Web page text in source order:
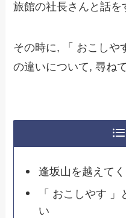
旅館の社長さんと話を
その時に, 「 おこしや
の違いについて, 尋ね
逢坂山を越えて
「 おこしやす
い